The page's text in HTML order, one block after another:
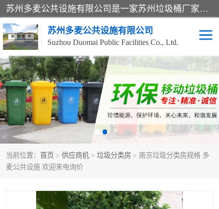
苏州多麦公共设施有限公司是一家苏州垃圾桶厂家，主营：塑料垃圾桶、分类果皮箱、户外园林椅、保安岗亭等产品厂家。全国统一热线电话：17105580222。公司组建完善的团队。设计人员，能根据客户要求，提供适合的设计方案，来满足客户的需求。
苏州多麦公共设施有限公司
Suzhou Duomai Public Facilities Co., Ltd.
当前位置： 首页 > 供应商机 > 垃圾分类房 > 南京垃圾分类房规格 多
麦公共设施 欢迎来电询价
办公室脚踩垃圾桶 保安岗亭
分类果皮箱 公园椅
垃圾分类房 塑料垃圾桶
防疫岗亭 吸烟岗亭